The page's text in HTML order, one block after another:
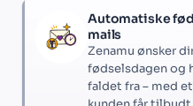
Automatiske
mails
Zenamu ønsker
fødselsdagen og
faldet fra – med